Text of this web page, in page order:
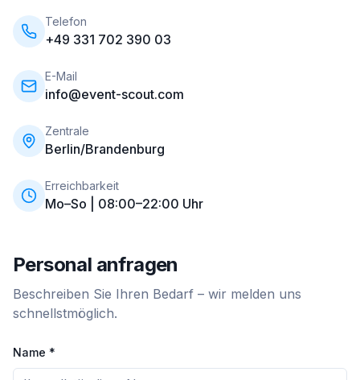
Telefon
+49 331 702 390 03
E-Mail
info@event-scout.com
Zentrale
Berlin/Brandenburg
Erreichbarkeit
Mo–So | 08:00–22:00 Uhr
Personal anfragen
Beschreiben Sie Ihren Bedarf – wir melden uns
schnellstmöglich.
Name *